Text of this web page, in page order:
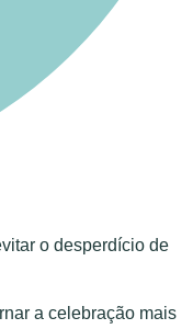
o desperdício de
a celebração mais